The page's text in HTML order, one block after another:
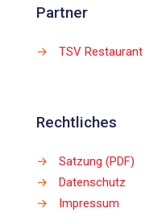
Partner
→ TSV Restaurant
Rechtliches
→
Satzung (PDF)
→
Datenschutz
→
Impressum